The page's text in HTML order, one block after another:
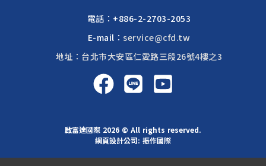
電話： +886-2-2703-2053
E-mail：service@cfd.tw
地址：台北市大安區仁愛路三段26號4樓之3
啟富達國際 2026 © All rights reserved.
網頁設計公司: 振作國際